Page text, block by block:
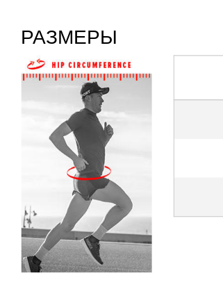
РАЗМЕРЫ